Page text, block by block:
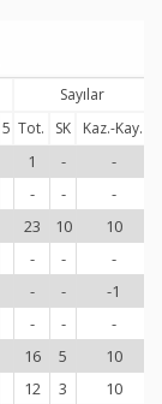
Sayılar
5 Tot. SK Kaz.-Kay.
1 - -
- - -
23 10 10
- - -
- - -1
- - -
16 5 10
12 3 10